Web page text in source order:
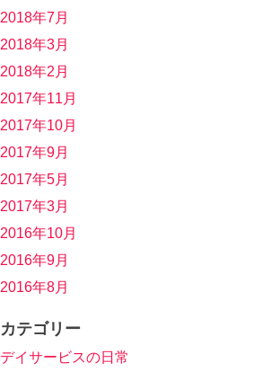
2018年7月
2018年3月
2018年2月
2017年11月
2017年10月
2017年9月
2017年5月
2017年3月
2016年10月
2016年9月
2016年8月
カテゴリー
デイサービスの日常